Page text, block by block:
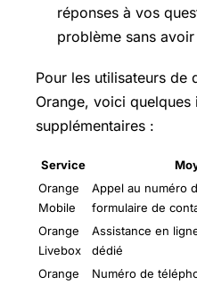
réponses à vos
problème sans
Pour les utilisateurs de
Orange, voici quelques
supplémentaires :
Service
Orange
Mobile
Appel au numéro
formulaire de
Orange
Livebox
Assistance en
dédié
Orange
Numéro de